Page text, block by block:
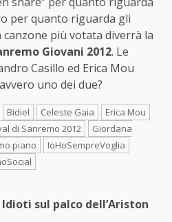
per quanto riguarda gli
canzone più votata diverrà la
Giovani 2012. Le
Casillo ed Erica Mou
uno dei due?
Bidiel Celeste Gaia
Erica Mou
di Sanremo 2012
Giordana
piano
IoHoSempreVoglia
sul palco dell’Ariston